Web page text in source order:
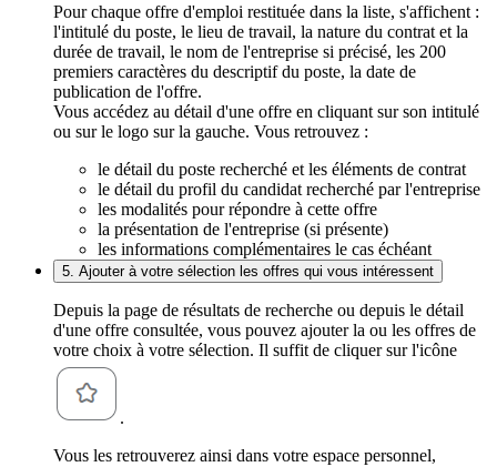
Pour chaque offre d'emploi restituée dans la liste, s'affichent :
l'intitulé du poste, le lieu de travail, la nature du contrat et la
durée de travail, le nom de l'entreprise si précisé, les 200
premiers caractères du descriptif du poste, la date de
publication de l'offre.
Vous accédez au détail d'une offre en cliquant sur son intitulé
ou sur le logo sur la gauche. Vous retrouvez :
le détail du poste recherché et les éléments de contrat
le détail du profil du candidat recherché par l'entreprise
les modalités pour répondre à cette offre
la présentation de l'entreprise (si présente)
les informations complémentaires le cas échéant
5. Ajouter à votre sélection les offres qui vous intéressent
Depuis la page de résultats de recherche ou depuis le détail
d'une offre consultée, vous pouvez ajouter la ou les offres de
votre choix à votre sélection. Il suffit de cliquer sur l'icône
.
Vous les retrouverez ainsi dans votre espace personnel,